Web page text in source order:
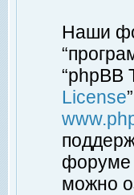
Наши
“phpBB
License
форуме
можно